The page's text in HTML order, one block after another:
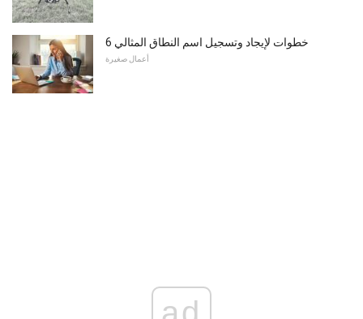
6 خطوات لإيجاد وتسجيل اسم النطاق المثالي
أعمال صغيرة